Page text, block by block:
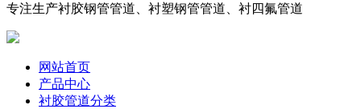
专注生产衬胶钢管管道、衬塑钢管管道、衬四氟管道
网站首页
产品中心
衬胶管道分类